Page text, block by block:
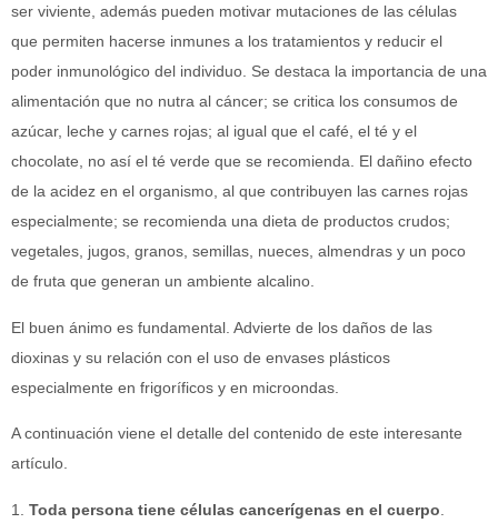
ser viviente, además pueden motivar mutaciones de las células
que permiten hacerse inmunes a los tratamientos y reducir el
poder inmunológico del individuo. Se destaca la importancia de una
alimentación que no nutra al cáncer; se critica los consumos de
azúcar, leche y carnes rojas; al igual que el café, el té y el
chocolate, no así el té verde que se recomienda. El dañino efecto
de la acidez en el organismo, al que contribuyen las carnes rojas
especialmente; se recomienda una dieta de productos crudos;
vegetales, jugos, granos, semillas, nueces, almendras y un poco
de fruta que generan un ambiente alcalino.
El buen ánimo es fundamental. Advierte de los daños de las
dioxinas y su relación con el uso de envases plásticos
especialmente en frigoríficos y en microondas.
A continuación viene el detalle del contenido de este interesante
artículo.
1. Toda persona tiene células cancerígenas en el cuerpo